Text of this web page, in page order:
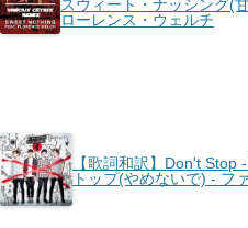
スウィート・ナッシング(
ローレンス・ウェルチ
【歌詞和訳】Don't
トップ(やめないで) - フ